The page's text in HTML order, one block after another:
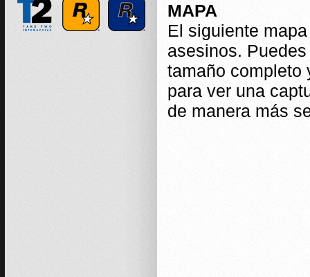
MAPA
El siguiente
asesinos.
tamaño completo
para ver una
de manera más